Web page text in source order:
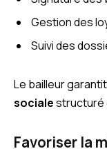
Gestion des
Suivi des
Le bailleur
socialestructuré
Favoriser la